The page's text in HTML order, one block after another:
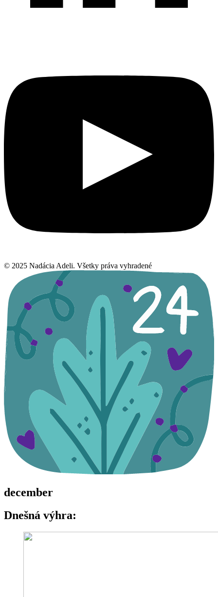
© 2025 Nadácia Adeli. Všetky práva vyhradené
december
Dnešná výhra: